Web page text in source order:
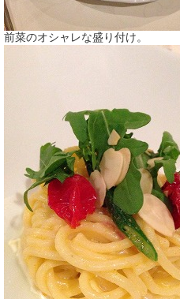
前菜のオシャレな盛り付け。